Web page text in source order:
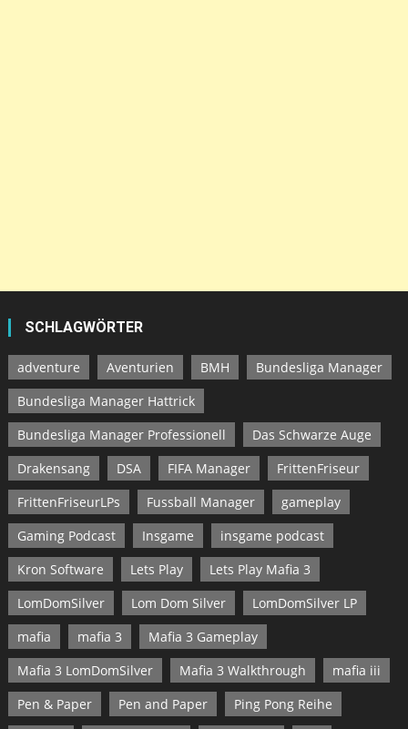
SCHLAGWÖRTER
adventure Aventurien BMH
Bundesliga Manager
Bundesliga Manager Hattrick
Bundesliga Manager Professionell
Das Schwarze Auge
Drakensang
DSA FIFA Manager
FrittenFriseur
FrittenFriseurLPs
Fussball Manager
gameplay
Gaming Podcast
Insgame
insgame podcast
Kron Software
Lets Play
Lets Play Mafia 3
LomDomSilver
Lom Dom Silver
LomDomSilver LP
mafia
mafia 3
Mafia 3 Gameplay
Mafia 3 LomDomSilver
Mafia 3 Walkthrough
mafia iii
Pen & Paper
Pen and Paper
Ping Pong Reihe